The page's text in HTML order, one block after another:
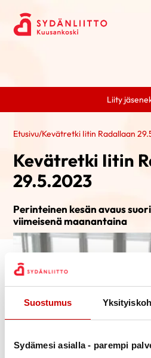
Suostumus
Sydämesi asialla - parempi
Liity
Etusivu/Kevätretki Iitin Radallaan
Kevätretki Iitin
29.5.2023
Perinteinen kesän avaus
viimeisenä maanantaina